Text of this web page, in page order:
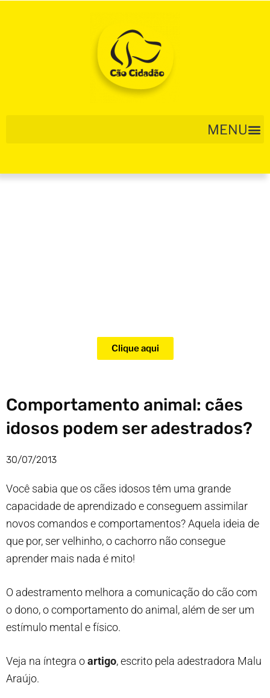
Clique aqui
Comportamento animal: cães
idosos podem ser adestrados?
30/07/2013
Você sabia que os cães idosos têm uma grande
capacidade de aprendizado e conseguem assimilar
novos comandos e comportamentos? Aquela ideia de
que por, ser velhinho, o cachorro não consegue
aprender mais nada é mito!
O adestramento melhora a comunicação do cão com
o dono, o comportamento do animal, além de ser um
estímulo mental e físico.
Veja na íntegra oartigo, escrito pela adestradora Malu
Araújo.